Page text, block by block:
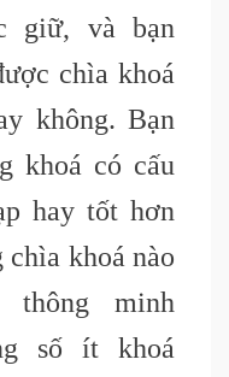
giữ, và bạn
chìa khoá
không. Bạn
khoá có cấu
hay tốt hơn
chìa khoá nào
minh
số ít khoá